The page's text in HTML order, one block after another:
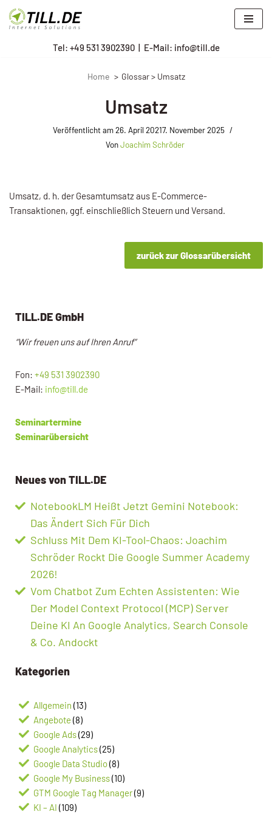
Zum
Tel: +49 531 3902390| E-Mail: info@till.de
Home Glossar > Umsatz
Umsatz
Veröffentlicht am26. April 20217. November 2025
VonJoachim Schröder
Umsatz, d. h. der Gesamtumsatz aus E-Commerce-
Transaktionen, ggf. einschließlich Steuern und Versand.
zurück zur Glossarübersicht
TILL.DE GmbH
“Wir freuen uns auf Ihren Anruf”
Fon: +49 531 3902390
E-Mail: info@till.de
Seminartermine
Seminarübersicht
Neues von TILL.DE
NotebookLM Heißt Jetzt Gemini Notebook:
Das Ändert Sich Für Dich
Schluss Mit Dem KI-Tool-Chaos: Joachim
Schröder Rockt Die Google Summer Academy
2026!
Vom Chatbot Zum Echten Assistenten: Wie
Der Model Context Protocol (MCP) Server
Deine KI An Google Analytics, Search Console
& Co. Andockt
Kategorien
Allgemein (13)
Angebote (8)
Google Ads(29)
Google Analytics(25)
Google Data Studio(8)
Google My Business(10)
GTM Google Tag Manager(9)
KI – AI (109)